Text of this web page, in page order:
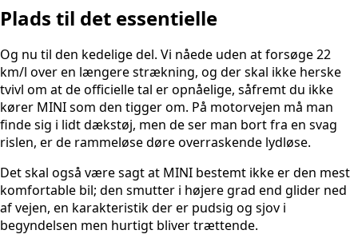
Plads til det essentielle
Og nu til den kedelige del. Vi nåede uden at forsøge 22
km/l over en længere strækning, og der skal ikke herske
tvivl om at de officielle tal er opnåelige, såfremt du ikke
kører MINI som den tigger om. På motorvejen må man
finde sig i lidt dækstøj, men de ser man bort fra en svag
rislen, er de rammeløse døre overraskende lydløse.
Det skal også være sagt at MINI bestemt ikke er den mest
komfortable bil; den smutter i højere grad end glider ned
af vejen, en karakteristik der er pudsig og sjov i
begyndelsen men hurtigt bliver trættende.